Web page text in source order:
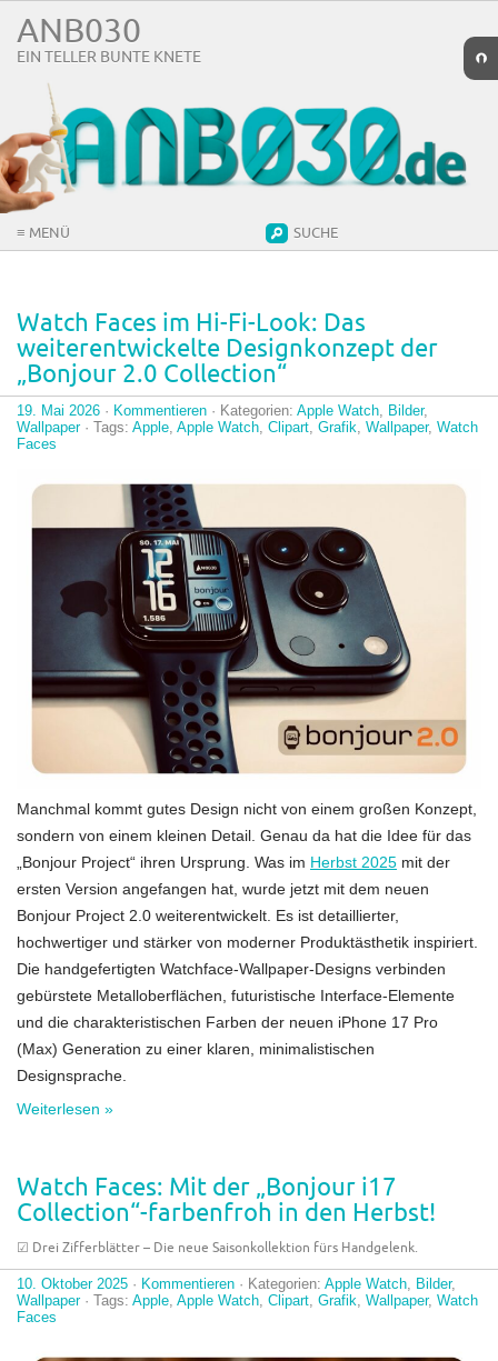
ANB030
EIN TELLER BUNTE KNETE
≡ MENÜ SUCHE
Watch Faces im Hi-Fi-Look: Das
weiterentwickelte Designkonzept der
„Bonjour 2.0 Collection“
19. Mai 2026 · Kommentieren · Kategorien: Apple Watch Bilder,
Wallpaper· Tags: Apple Apple Watch Clipart Grafik Wallpaper, Watch
Faces
Manchmal kommt gutes Design nicht von einem großen Konzept,
sondern von einem kleinen Detail. Genau da hat die Idee für das
„Bonjour Project“ ihren Ursprung. Was im Herbst 2025 mit der
ersten Version angefangen hat, wurde jetzt mit dem neuen
Bonjour Project 2.0 weiterentwickelt. Es ist detaillierter,
hochwertiger und stärker von moderner Produktästhetik inspiriert.
Die handgefertigten Watchface-Wallpaper-Designs verbinden
gebürstete Metalloberflächen, futuristische Interface-Elemente
und die charakteristischen Farben der neuen iPhone 17 Pro
(Max) Generation zu einer klaren, minimalistischen
Designsprache.
Weiterlesen »
Watch Faces: Mit der „Bonjour i17
Collection“-farbenfroh in den Herbst!
☑︎ Drei Zifferblätter – Die neue Saisonkollektion fürs Handgelenk.
10. Oktober 2025 · Kommentieren · Kategorien: Apple Watch Bilder,
Wallpaper· Tags: Apple Apple Watch Clipart Grafik Wallpaper, Watch
Faces
➲